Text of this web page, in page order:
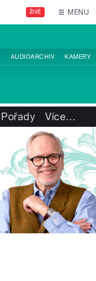
ŽIVĚ MENU
AUDIOARCHIV KAMERY
Pořady Více…